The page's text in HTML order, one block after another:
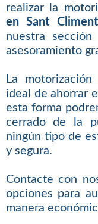
realizar la
en Sant
nuestra sección
asesoramiento
La
ideal de ahorrar
esta forma
cerrado de la
ningún tipo de
y segura.
Contacte con
opciones para
manera